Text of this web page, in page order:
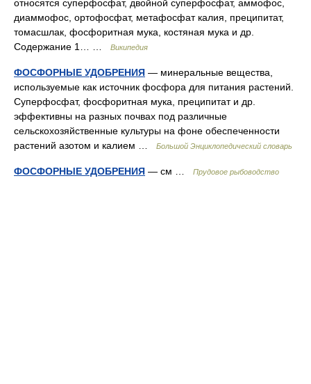
относятся суперфосфат, двойной суперфосфат, аммофос,
диаммофос, ортофосфат, метафосфат калия, преципитат,
томасшлак, фосфоритная мука, костяная мука и др.
Содержание 1… …
Википедия
ФОСФОРНЫЕ УДОБРЕНИЯ — минеральные вещества,
используемые как источник фосфора для питания растений.
Суперфосфат, фосфоритная мука, преципитат и др.
эффективны на разных почвах под различные
сельскохозяйственные культуры на фоне обеспеченности
растений азотом и калием …
Большой Энциклопедический словарь
ФОСФОРНЫЕ УДОБРЕНИЯ — см … Прудовое рыбоводство